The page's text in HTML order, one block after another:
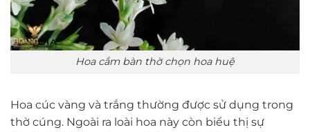
Hoa cắm bàn thờ chọn hoa huệ
Hoa cúc vàng và trắng thường được sử dụng trong
thờ cúng. Ngoài ra loài hoa này còn biểu thị sự